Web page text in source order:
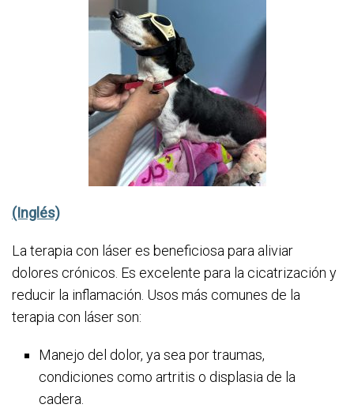
(Inglés)
La terapia con láser es beneficiosa para aliviar
dolores crónicos. Es excelente para la cicatrización y
reducir la inflamación. Usos más comunes de la
terapia con láser son:
Manejo del dolor, ya sea por traumas,
condiciones como artritis o displasia de la
cadera.